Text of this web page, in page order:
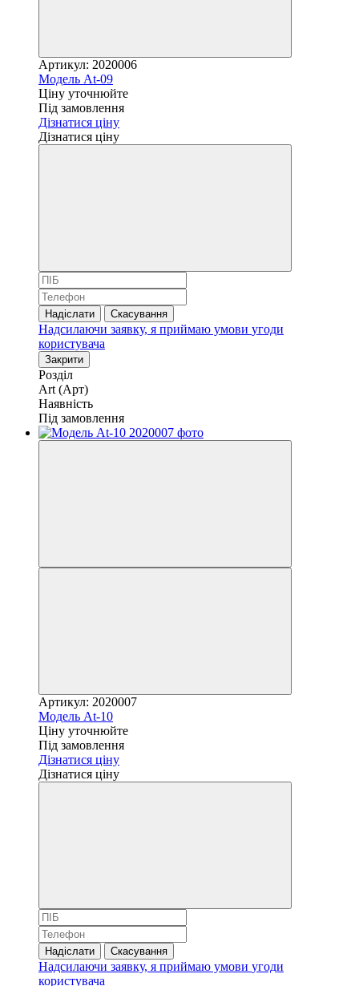
Артикул: 2020006
Модель At-09
Ціну уточнюйте
Під замовлення
Дізнатися ціну
Дізнатися ціну
Надіслати Скасування
Надсилаючи заявку, я приймаю умови угоди
користувача
Закрити
Розділ
Art (Арт)
Наявність
Під замовлення
Артикул: 2020007
Модель At-10
Ціну уточнюйте
Під замовлення
Дізнатися ціну
Дізнатися ціну
Надіслати Скасування
Надсилаючи заявку, я приймаю умови угоди
користувача